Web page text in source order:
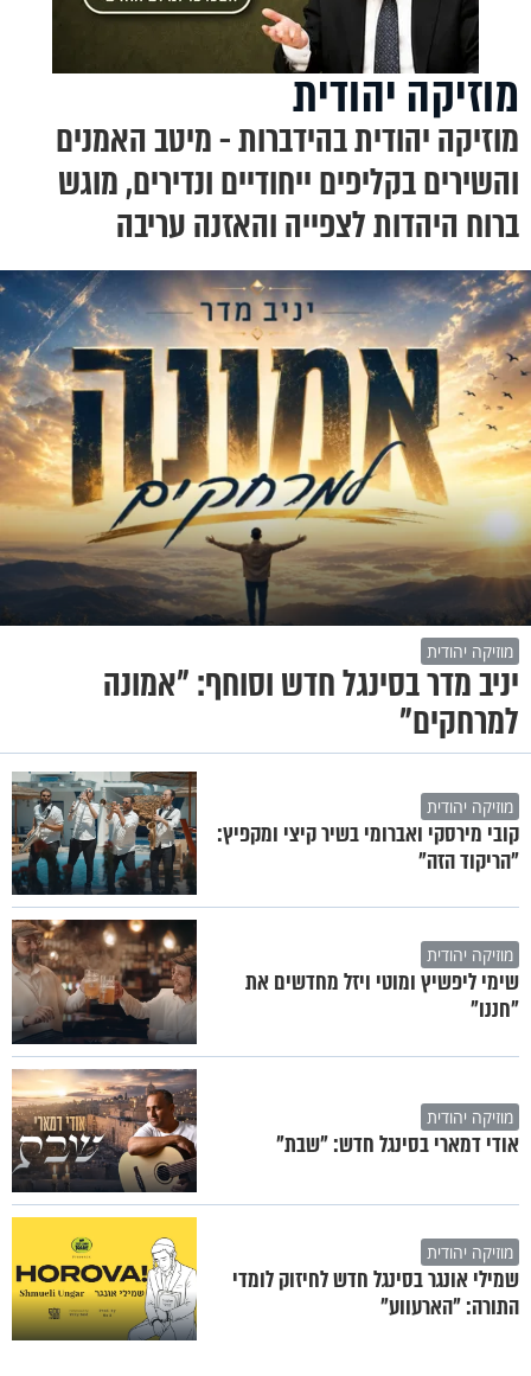
מוזיקה יהודית
מוזיקה יהודית בהידברות - מיטב האמנים
והשירים בקליפים ייחודיים ונדירים, מוגש
ברוח היהדות לצפייה והאזנה עריבה
מוזיקה יהודית
יניב מדר בסינגל חדש וסוחף: "אמונה
למרחקים"
מוזיקה יהודית
קובי מירסקי ואברומי בשיר קיצי ומקפיץ:
"הריקוד הזה"
מוזיקה יהודית
שימי ליפשיץ ומוטי ויזל מחדשים את
"חננו"
מוזיקה יהודית
אודי דמארי בסינגל חדש: "שבת"
מוזיקה יהודית
שמילי אונגר בסינגל חדש לחיזוק לומדי
התורה: "הארעווע"